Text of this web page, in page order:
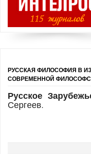
РУССКАЯ ФИЛОСОФИЯ В
СОВРЕМЕННОЙ
Русское
Сергеев.